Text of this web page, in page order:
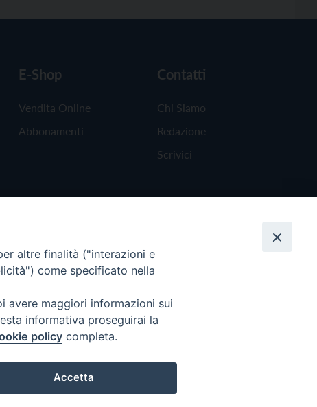
E-Shop
Vendita Online
Abbonamenti
Contatti
Chi Siamo
Redazione
Scrivici
altre finalità ("interazioni e
come specificato nella
avere maggiori informazioni sui
informativa proseguirai la
policy completa.
Accetta